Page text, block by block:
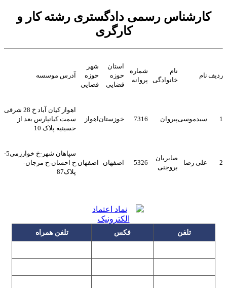
کارشناس رسمی دادگستری رشته کار و
کارگری
ردیف نام
نام
خانوادگی
شماره
پروانه
استان
حوزه
قضایی
شهر
حوزه
قضایی
آدرس موسسه
1 سیدموسیپیروان 7316 خوزستان اهواز
اهواز کیان آباد خ 28 شرقی
سمت کیانپارس بعد از
حسینیه پلاک 10
2 علی رضا
صابریان
بروجنی
5326 اصفهان اصفهان
سپاهان شهر-خ خوارزمی5-
خ احسان-خ مرجان-
پلاک87
تلفن فکس تلفن همراه